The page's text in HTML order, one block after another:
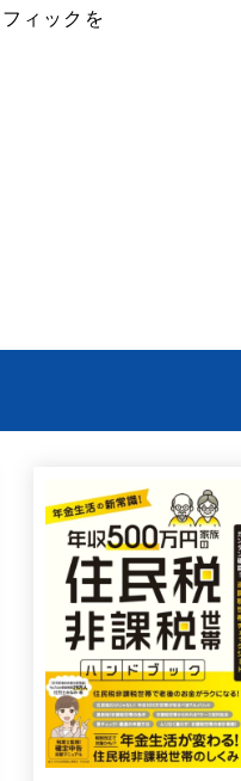
ィックを